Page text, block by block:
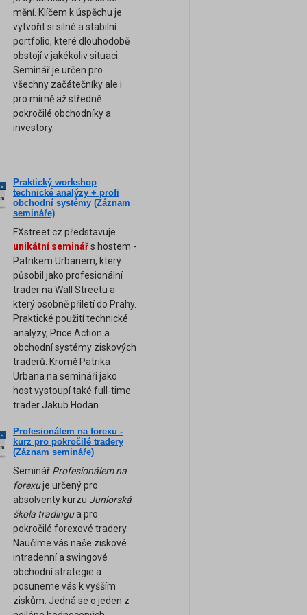
mění. Klíčem k úspěchu je
vytvořit si silné a stabilní
portfolio, které dlouhodobě
obstojí v jakékoliv situaci.
Seminář je určen pro
všechny začátečníky ale i
pro mírně až středně
pokročilé obchodníky a
investory.
Praktický workshop
technické analýzy + profi
obchodní systémy (Záznam
semináře)
FXstreet.cz představuje
unikátní seminářs hostem -
Patrikem Urbanem, který
působil jako profesionální
trader na Wall Streetu a
který osobně přiletí do Prahy.
Praktické použití technické
analýzy, Price Action a
obchodní systémy ziskových
traderů. Kromě Patrika
Urbana na semináři jako
host vystoupí také full-time
trader Jakub Hodan.
Profesionálem na forexu -
kurz pro pokročilé tradery
(Záznam semináře)
Seminář Profesionálem na
forexuje určený pro
absolventy kurzu Juniorská
škola tradingua pro
pokročilé forexové tradery.
Naučíme vás naše ziskové
intradenní a swingové
obchodní strategie a
posuneme vás k vyšším
ziskům. Jedná se o jeden z